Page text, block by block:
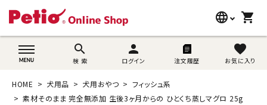
language
wovn-lang-name
shopping_cart
search
検 索
person
ログイン 注文履歴
favorite
お気に入り
search
猫用品
HOME 犬用品 犬用おやつ
フィッシュ系
素材そのまま 完全無添加 生後3ヶ月からの ひとくち蒸しマグロ 25g